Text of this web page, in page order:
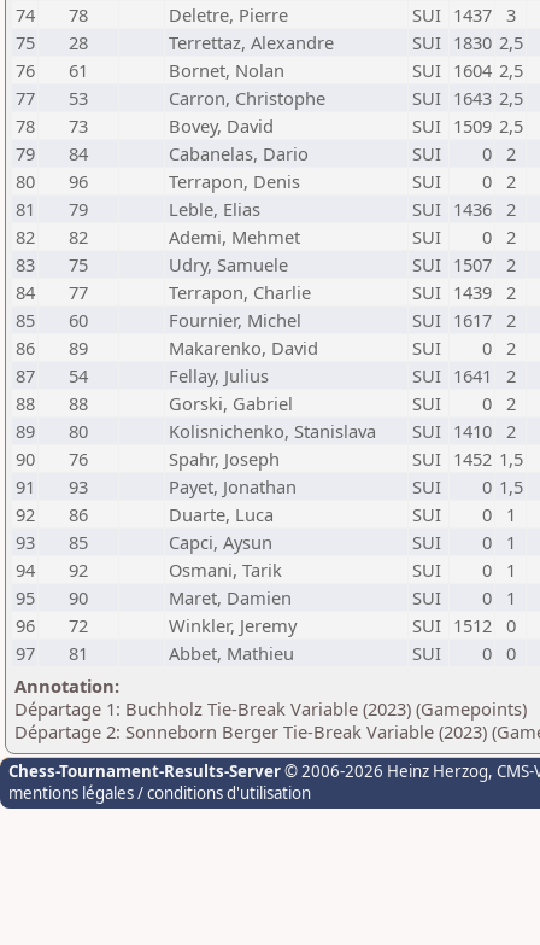
74
78 Deletre, Pierre SUI 1437 3
75
28 Terrettaz, Alexandre SUI 1830 2,5
76
61 Bornet, Nolan SUI 1604 2,5
77
53 Carron, Christophe SUI 1643 2,5
78
73 Bovey, David SUI 1509 2,5
79
84 Cabanelas, Dario SUI 0 2
80
96 Terrapon, Denis SUI 0 2
81
79 Leble, Elias SUI 1436 2
82
82 Ademi, Mehmet SUI 0 2
83
75 Udry, Samuele SUI 1507 2
84
77 Terrapon, Charlie SUI 1439 2
85
60 Fournier, Michel SUI 1617 2
86
89 Makarenko, David SUI 0 2
87
54 Fellay, Julius SUI 1641
2
88
88 Gorski, Gabriel SUI 0 2
89
80 Kolisnichenko, Stanislava SUI 1410 2
90
76 Spahr, Joseph SUI 1452 1,5
91
93 Payet, Jonathan SUI 0 1,5
92
86 Duarte, Luca SUI 0
1
93
85 Capci, Aysun SUI 0
1
94
92 Osmani, Tarik SUI 0
1
95
90 Maret, Damien SUI 0
1
96
72 Winkler, Jeremy SUI 1512 0
97
81 Abbet, Mathieu SUI 0 0
Annotation:
Départage 1: Buchholz Tie-Break Variable (2023) (Gamepoints)
Départage 2: Sonneborn Berger Tie-Break Variable (2023)
Chess-Tournament-Results-Server© 2006-2026 Heinz Herzog,
mentions légales / conditions d'utilisation